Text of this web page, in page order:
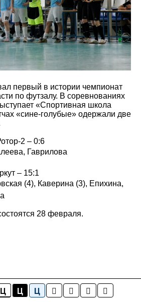
Ц Ц Ц
первый в истории чемпионат
по футзалу. В соревнованиях
«Спортивная школа
«сине-голубые» одержали две
2 – 0:6
Гаврилова
– 15:1
(4), Каверина (3), Епихина,
28 февраля.